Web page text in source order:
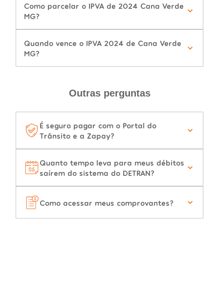
Como parcelar o IPVA de 2024 Cana Verde
MG?
Quando vence o IPVA 2024 de Cana Verde
MG?
Outras perguntas
É seguro pagar com o Portal do
Trânsito e a Zapay?
Quanto tempo leva para meus débitos
saírem do sistema do DETRAN?
Como acessar meus comprovantes?